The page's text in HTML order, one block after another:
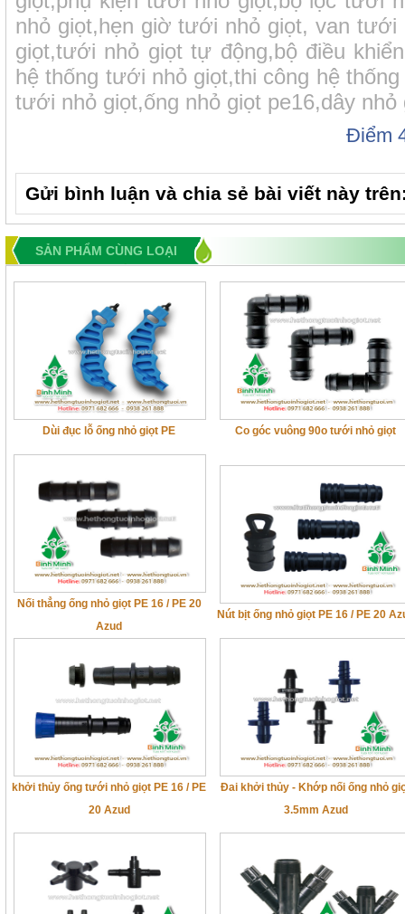
nhỏ giọt,hẹn giờ tưới nhỏ giọt, van tưới
giọt,tưới nhỏ giọt tự động,bộ điều
hệ thống tưới nhỏ giọt,thi công hệ
tưới nhỏ giọt,ống nhỏ giọt pe16,dây nhỏ
Điểm
Gửi bình luận và chia sẻ bài viết này
SẢN PHẨM CÙNG LOẠI
Dùi đục lỗ ống nhỏ giọt PE Co góc vuông 90o tưới nhỏ giọt
Nối thẳng ống nhỏ giọt PE 16 / PE 20
Azud
Nút bịt ống nhỏ giọt PE 16 / PE 20
khởi thủy ống tưới nhỏ giọt PE 16 / PE
20 Azud
Đai khởi thủy - Khớp nối ống nhỏ
3.5mm Azud